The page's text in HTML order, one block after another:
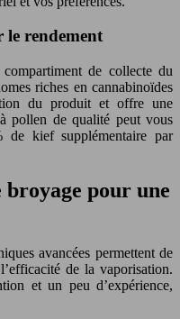
le rendement
de collecte du
riches en cannabinoïdes
du produit et offre une
pollen de qualité peut vous
de kief supplémentaire par
broyage pour une
avancées permettent de
de la vaporisation.
et un peu d’expérience,